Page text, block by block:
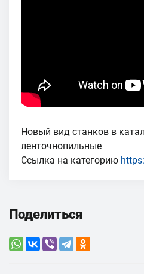
Новый вид станков в
ленточнопильные
Ссылка на категорию
Поделиться